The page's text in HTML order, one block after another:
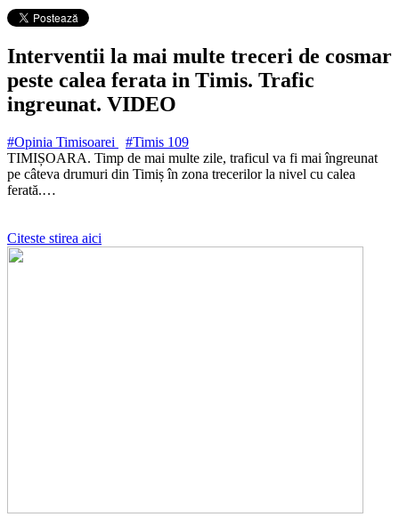
Interventii la mai multe treceri de cosmar
peste calea ferata in Timis. Trafic
ingreunat. VIDEO
#Opinia Timisoarei #Timis 109
TIMIȘOARA. Timp de mai multe zile, traficul va fi mai îngreunat
pe câteva drumuri din Timiș în zona trecerilor la nivel cu calea
ferată.…
Citeste stirea aici